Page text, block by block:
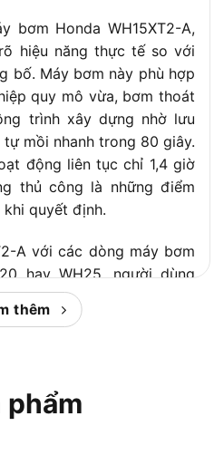
Bằng tay
x 360 x 415mm
giờ
10W-30 API cấp SJ hoặc cao
hơn
bơm Honda WH15XT2-A,
hiệu năng thực tế so với
bố. Máy bơm này phù hợp
quy mô vừa, bơm thoát
trình xây dựng nhờ lưu
mồi nhanh trong 80 giây.
động liên tục chỉ 1,4 giờ
thủ công là những điểm
quyết định.
A với các dòng máy bơm
hay WH25, người dùng
ống hút/xả 40mm và trọng
là lợi thế di chuyển nổi
nhu cầu cụ thể, giúp bạn
xác nhất.
thêm
phẩm